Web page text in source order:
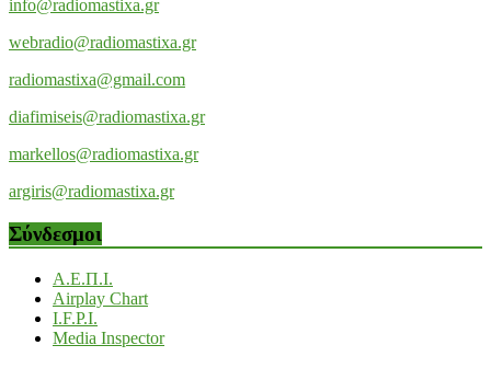
info@radiomastixa.gr
webradio@radiomastixa.gr
radiomastixa@gmail.com
diafimiseis@radiomastixa.gr
markellos@radiomastixa.gr
argiris@radiomastixa.gr
Σύνδεσμοι
Α.Ε.Π.Ι.
Airplay Chart
I.F.P.I.
Media Inspector